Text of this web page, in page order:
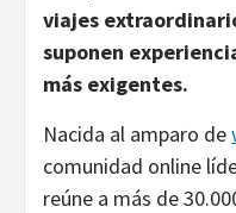
viajes
suponen
más exigentes.
Nacida al amparo de
comunidad online
reúne a más de